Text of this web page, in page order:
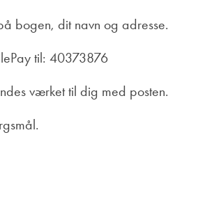
bogen, dit navn og adresse.
til: 40373876
værket til dig med posten.